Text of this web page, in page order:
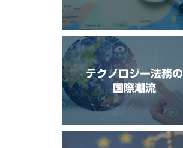
テクノロジー法務の
国際潮流